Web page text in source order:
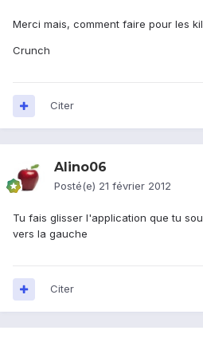
Merci mais, comment faire pour les
Crunch
Citer
Alino06
Posté(e) 21 février 2012
Tu fais glisser l'application que tu
vers la gauche
Citer